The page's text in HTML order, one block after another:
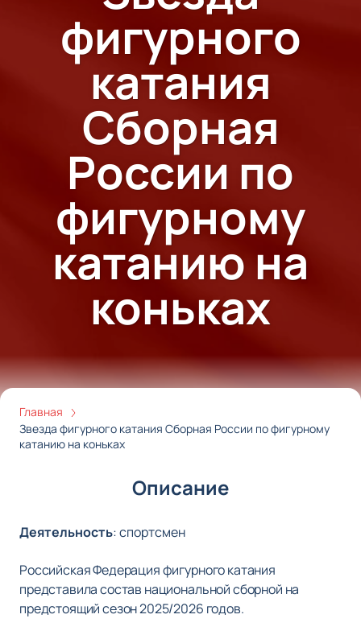
фигурного
катания
Сборная
России по
фигурному
катанию на
коньках
Главная
Звезда фигурного катания Сборная России по фигурному
катанию на коньках
Описание
Деятельность:спортсмен
Российская Федерация фигурного катания
представила состав национальной сборной на
предстоящий сезон 2025/2026 годов.